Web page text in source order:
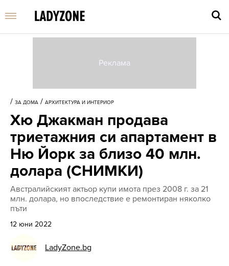
Enter
/ ЗА ДОМА / АРХИТЕКТУРА И ИНТЕРИОР
Хю Джакман продава
триетажния си апартамент в
Ню Йорк за близо 40 млн.
долара (СНИМКИ)
Австралийският актьор купи имота през 2008 г. за 21
млн. долара, но впоследствие е ремонтиран няколко
пъти
12 юни 2022
LadyZone.bg